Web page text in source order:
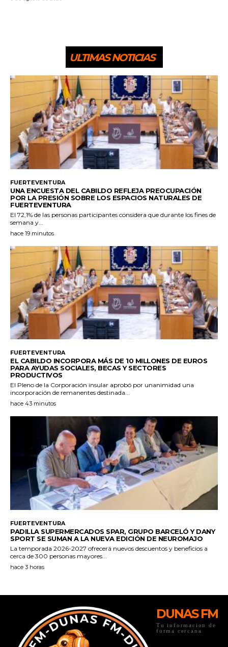
DUNAS FM
Tu informacion de
forma cercana